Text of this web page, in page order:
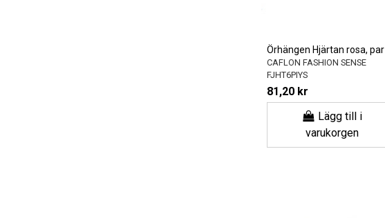
Örhängen Hjärtan rosa, par
CAFLON FASHION SENSE
FJHT6PIYS
81,20 kr
Lägg till i
varukorgen